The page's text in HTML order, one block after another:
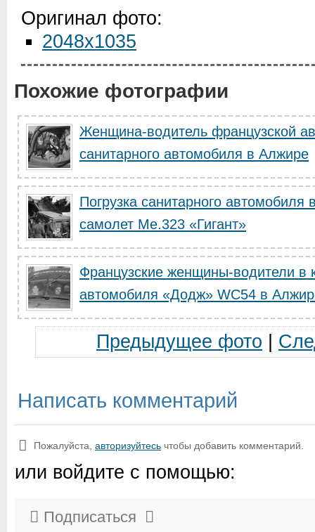
Оригинал фото:
2048x1035
Похожие фотографии
Женщина-водитель французской
санитарного автомобиля в Алжире
Погрузка санитарного автомобиля
самолет Ме.323 «Гигант»
Французские женщины-водители в
автомобиля «Додж» WC54 в
Предыдущее фото
Написать комментарий
Пожалуйста, авторизуйтесь чтобы добавить комментарий.
или войдите с помощью:
Подписаться